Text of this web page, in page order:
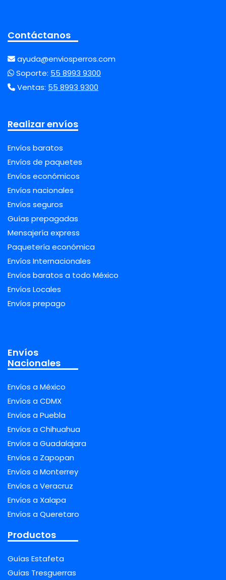
Contáctanos
ayuda@enviosperros.com
Soporte: 55 8993 9300
Ventas: 55 8993 9300
Realizar envíos
Envíos baratos
Envíos de paquetes
Envíos económicos
Envíos nacionales
Envíos seguros
Guías prepagadas
Mensajería express
Paquetería económica
Envíos Internacionales
Envíos baratos a todo México
Envíos Locales
Envíos prepago
Envíos
Nacionales
Envíos a México
Envíos a CDMX
Envíos a Puebla
Envíos a Chihuahua
Envíos a Guadalajara
Envíos a Zapopan
Envíos a Monterrey
Envíos a Veracruz
Envíos a Xalapa
Envíos a Queretaro
Productos
Guías Estafeta
Guías Tresguerras